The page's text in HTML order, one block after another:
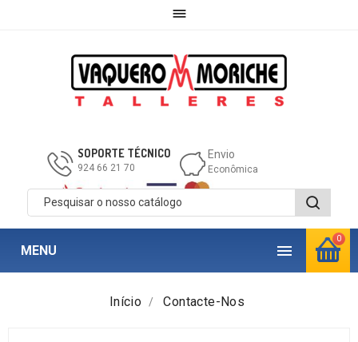

0
SOPORTE TÉCNICO
924 66 21 70
Envio
Econômica

MENU
Início Contacte-Nos